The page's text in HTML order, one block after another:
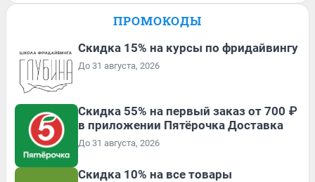
ПРОМОКОДЫ
Скидка 15% на курсы по фридайвингу
До 31 августа, 2026
Скидка 55% на первый заказ от 700 ₽
в приложении Пятёрочка Доставка
До 31 августа, 2026
Скидка 10% на все товары